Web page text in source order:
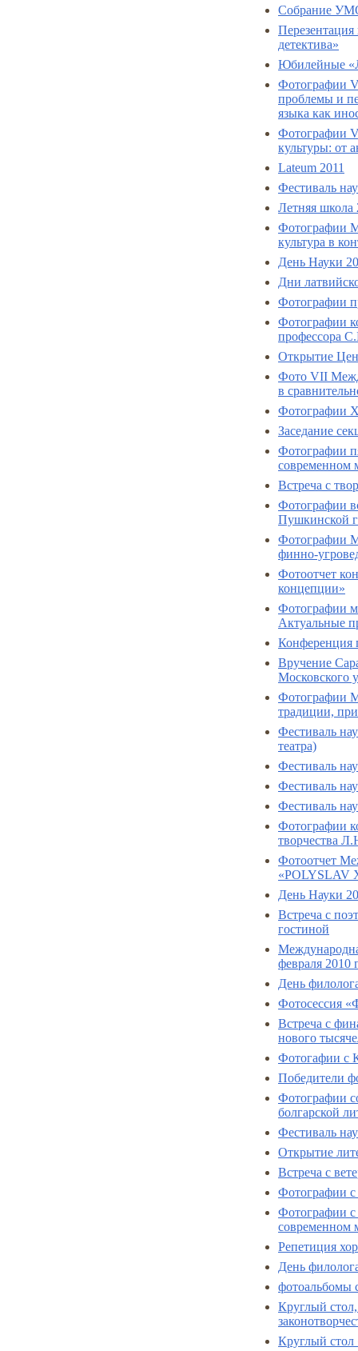
Собрание
детектива»
Юбилейные
Фотографии
проблемы и
языка как
Фотографии
культуры: от
Lateum 2011
Фестиваль
Летняя школа
Фотографии
культура в
День Науки
Дни
Фотографии
Фотографии
профессора
Открытие
Фото VII
в
Фотографии
Заседание
Фотографии
современном
Встреча с
Фотографии
Пушкинской
Фотографии
финно-
Фотоотчет
концепции»
Фотографии
Актуальные
Конференция
Вручение
Московского
Фотографии
традиции,
Фестиваль
театра)
Фестиваль
Фестиваль
Фестиваль
Фотографии
творчества
Фотоотчет
«POLYSLAV
День Науки
Встреча с
гостиной
февраля 2010
День
Фотосессия
Встреча с
нового
Фотогафии с
Победители
Фотографии
болгарской
Фестиваль
Открытие
Встреча с
Фотографии с
Фотографии с
современном
Репетиция
День
фотоальбомы
Круглый
Круглый стол